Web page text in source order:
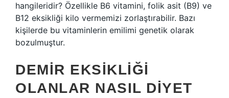
hangileridir? Özellikle B6 vitamini, folik asit (B9) ve
B12 eksikliği kilo vermemizi zorlaştırabilir. Bazı
kişilerde bu vitaminlerin emilimi genetik olarak
bozulmuştur.
DEMIR EKSIKLIĞI
OLANLAR NASIL DIYET